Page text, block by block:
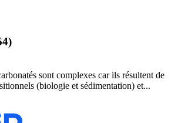
sont complexes car ils résultent de
(biologie et sédimentation) et...